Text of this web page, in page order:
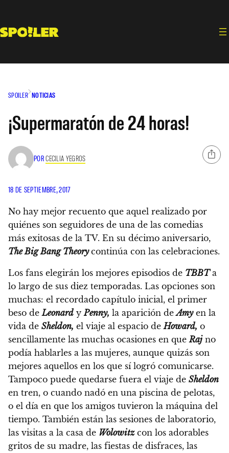
contenido
SPOILER NOTICIAS
¡Supermaratón de 24 horas!
PORCECILIA YEGROS
18 DE SEPTIEMBRE, 2017
No hay mejor recuento que aquel realizado por
quiénes son seguidores de una de las comedias
más exitosas de la TV. En su décimo aniversario,
The Big Bang Theory continúa con las celebraciones.
Los fans elegirán los mejores episodios de TBBTa
lo largo de sus diez temporadas. Las opciones son
muchas: el recordado capítulo inicial, el primer
beso deLeonard yPenny, la aparición deAmyen la
vida de Sheldon, el viaje al espacio deHoward, o
sencillamente las muchas ocasiones en queRajno
podía hablarles a las mujeres, aunque quizás son
mejores aquellos en los que sí logró comunicarse.
Tampoco puede quedarse fuera el viaje de Sheldon
en tren, o cuando nadó en una piscina de pelotas,
o el día en que los amigos tuvieron la máquina del
tiempo. También están las sesiones de laboratorio,
las visitas a la casa de Wolowitzcon los adorables
gritos de su madre, las fiestas de disfraces, las